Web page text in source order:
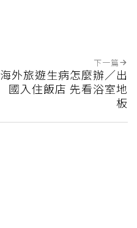
下一篇
海外旅遊生病怎麼辦／出
國入住飯店 先看浴室地
板